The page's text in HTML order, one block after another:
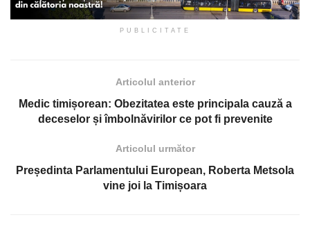
PUBLICITATE
Articolul anterior
Medic timișorean: Obezitatea este principala cauză a
deceselor și îmbolnăvirilor ce pot fi prevenite
Articolul următor
Președinta Parlamentului European, Roberta Metsola
vine joi la Timișoara